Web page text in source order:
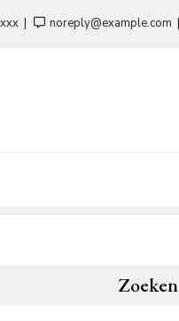
noreply@example.com
Zoeken